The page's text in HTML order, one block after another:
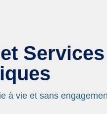
Services
à vie et sans